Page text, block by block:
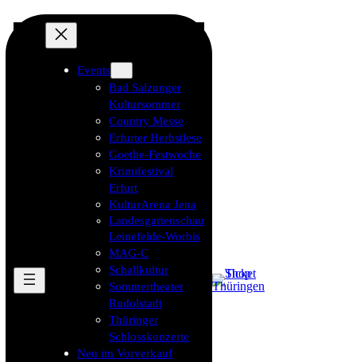
Events
Bad Salzunger
Kultursommer
Country Messe
Erfurter Herbstlese
Goethe-Festwoche
Krimifestival
Erfurt
KulturArena Jena
Landesgartenschau
Leinefelde-Worbis
MAG-C
Schallkultur
Sommertheater
Rudolstadt
Thüringer
Schlosskonzerte
Neu im Vorverkauf